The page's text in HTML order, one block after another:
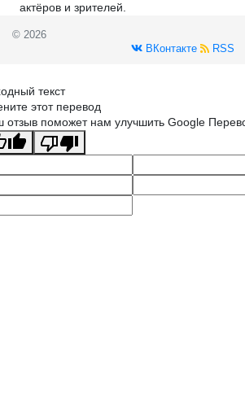
актёров и зрителей.
© 2026
ВКонтакте
RSS
текст
этот перевод
отзыв поможет нам улучшить Google